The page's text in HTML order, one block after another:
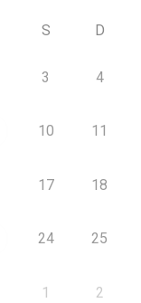
S D
3 4
10 11
17 18
24 25
1 2